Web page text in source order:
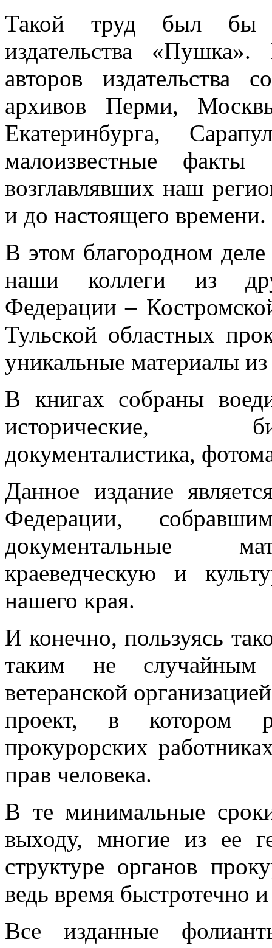
Такой труд был бы
издательства «Пушка».
авторов издательства
архивов Перми,
Екатеринбурга,
малоизвестные
возглавлявших наш
и до настоящего времени.
В этом благородном
наши коллеги из
Федерации –
Тульской областных
уникальные материалы
В книгах собраны
исторические,
документалистика,
Данное издание
Федерации,
документальные
краеведческую и
нашего края.
И конечно, пользуясь
таким не случайным
ветеранской
проект, в котором
прокурорских
прав человека.
В те минимальные
выходу, многие из ее
структуре органов
ведь время быстротечно
Все изданные